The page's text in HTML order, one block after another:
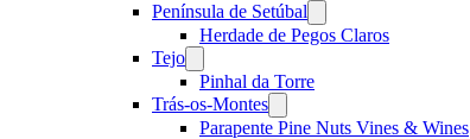
Península de Setúbal
menu
Herdade de Pegos Claros
Tejo
menu
Pinhal da Torre
Trás-os-Montes
menu
Parapente Pine Nuts Vines & Wines